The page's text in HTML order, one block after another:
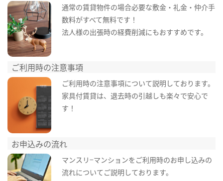
通常の賃貸物件の場合必要な敷金・礼金・仲介手
数料がすべて無料です！
法人様の出張時の経費削減にもおすすめです。
ご利用時の注意事項
ご利用時の注意事項について説明しております。
家具付賃貸は、退去時の引越しも楽々で安心で
す！
お申込みの流れ
マンスリ−マンションをご利用時のお申し込みの
流れについてご説明しております。